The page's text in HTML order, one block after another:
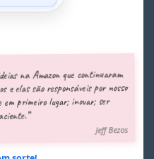
1
6
7
8
9
1
6
7
8
9
1
6
7
8
1
6
7
8
na Amazon que continuaram
e elas são responsáveis por nosso
em primeiro lugar; inovar; ser
Jeff Bezos